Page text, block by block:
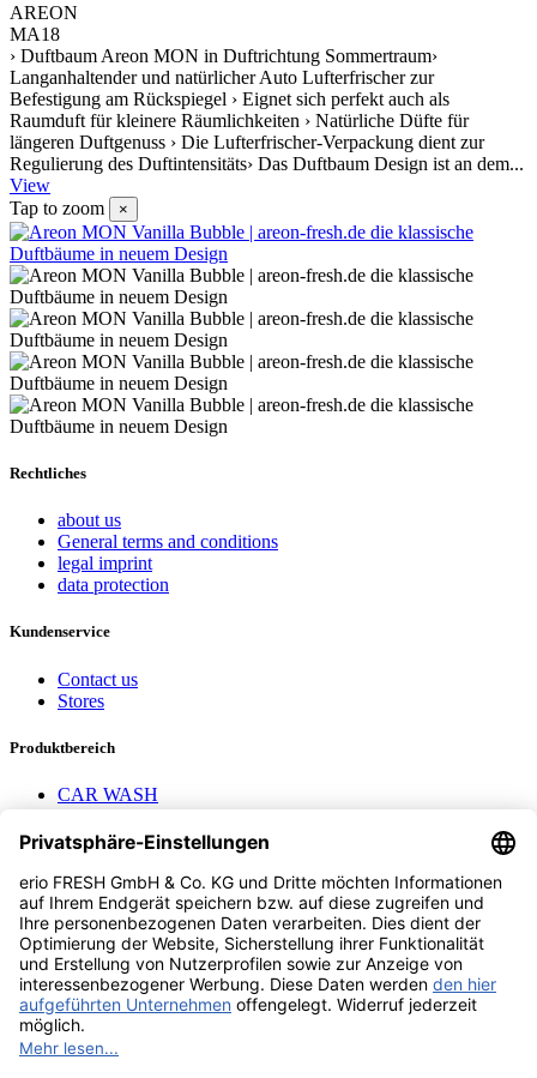
AREON
MA18
› Duftbaum Areon MON in Duftrichtung Sommertraum›
Langanhaltender und natürlicher Auto Lufterfrischer zur
Befestigung am Rückspiegel › Eignet sich perfekt auch als
Raumduft für kleinere Räumlichkeiten › Natürliche Düfte für
längeren Duftgenuss › Die Lufterfrischer-Verpackung dient zur
Regulierung des Duftintensitäts› Das Duftbaum Design ist an dem...
View
Tap to zoom
×
Rechtliches
about us
General terms and conditions
legal imprint
data protection
Kundenservice
Contact us
Stores
Produktbereich
CAR WASH
AEROTEC Compressors
Nayax Cashless
Contact us
erio FRESH GmbH & Co. KG
Stader Landstr. 7
28719 Bremen
+49 (0) 421 169 817 80